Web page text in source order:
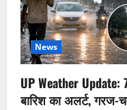
जानिए
क्या
था
पूरा
मामला
और
क्यों
संवैधानिक
बहस
का
News
UP Weather Update:
बारिश का अलर्ट,